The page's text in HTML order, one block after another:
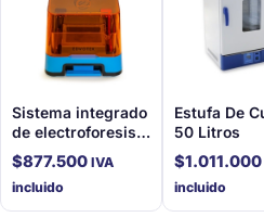
Sistema integrado
de electroforesis
ADN
$877.500 IVA
incluido
Estufa De
50 Litros
$1.011.000
incluido